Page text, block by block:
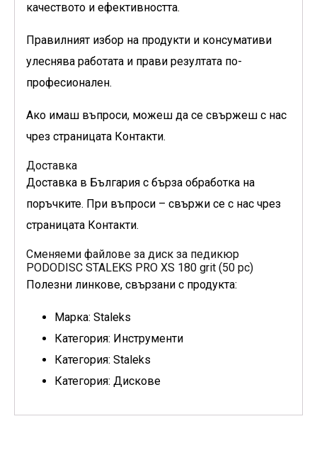
качеството и ефективността.
Правилният избор на продукти и консумативи
улеснява работата и прави резултата по-
професионален.
Ако имаш въпроси, можеш да се свържеш с нас
чрез страницата Контакти.
Доставка
Доставка в България с бърза обработка на
поръчките. При въпроси – свържи се с нас чрез
страницата Контакти.
Сменяеми файлове за диск за педикюр
PODODISC STALEKS PRO XS 180 grit (50 pc)
Полезни линкове, свързани с продукта:
Марка: Staleks
Категория: Инструменти
Категория: Staleks
Категория: Дискове